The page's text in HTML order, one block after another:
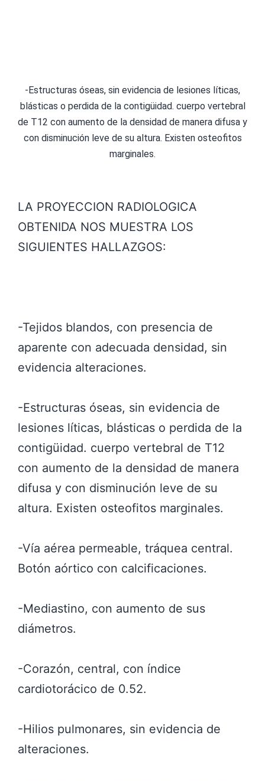
-Estructuras óseas, sin evidencia de lesiones líticas,
blásticas o perdida de la contigüidad. cuerpo vertebral
de T12 con aumento de la densidad de manera difusa y
con disminución leve de su altura. Existen osteofitos
marginales.
LA PROYECCION RADIOLOGICA
OBTENIDA NOS MUESTRA LOS
SIGUIENTES HALLAZGOS:
-Tejidos blandos, con presencia de
aparente con adecuada densidad, sin
evidencia alteraciones.
-Estructuras óseas, sin evidencia de
lesiones líticas, blásticas o perdida de la
contigüidad. cuerpo vertebral de T12
con aumento de la densidad de manera
difusa y con disminución leve de su
altura. Existen osteofitos marginales.
-Vía aérea permeable, tráquea central.
Botón aórtico con calcificaciones.
-Mediastino, con aumento de sus
diámetros.
-Corazón, central, con índice
cardiotorácico de 0.52.
-Hilios pulmonares, sin evidencia de
alteraciones.